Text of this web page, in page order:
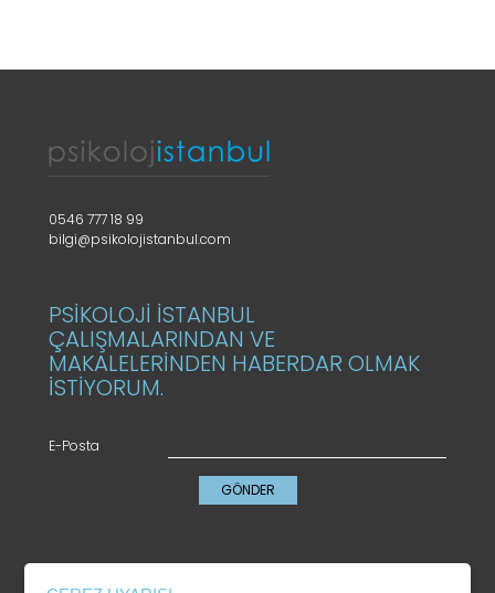
0546 777 18 99
bilgi@psikolojistanbul.com
PSİKOLOJİ İSTANBUL
ÇALIŞMALARINDAN VE
MAKALELERİNDEN HABERDAR OLMAK
İSTİYORUM.
E-Posta
GÖNDER